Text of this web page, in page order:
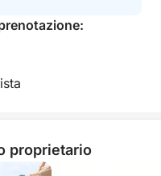
proprietario